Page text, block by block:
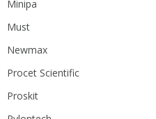
Minipa
Must
Newmax
Procet Scientific
Proskit